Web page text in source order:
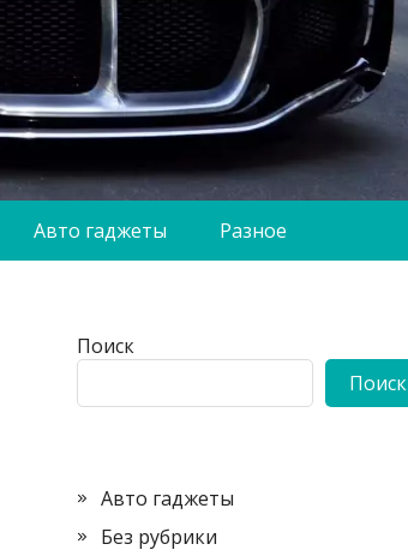
Авто гаджеты Разное
Поиск
Поиск
Авто гаджеты
Без рубрики